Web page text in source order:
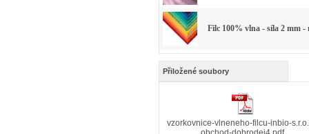
Filc 100% vlna - síla 2 mm -
Přiložené soubory
vzorkovnice-vlneneho-filcu-inbio-